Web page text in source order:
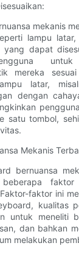
mekanis
lampu
dapat
untuk
mereka
latar,
dengan
satu tombol,
Mekanis
bernuansa
beberapa
faktor ini
kualitas
untuk meneliti
dan bahkan
melakukan